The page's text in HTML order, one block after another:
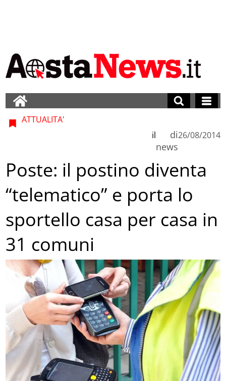
ATTUALITA'
di
news
il 26/08/2014
Poste: il postino diventa
“telematico” e porta lo
sportello casa per casa in
31 comuni